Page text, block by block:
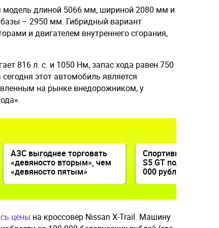
длиной 5066 мм, шириной 2080 мм и
– 2950 мм. Гибридный вариант
и двигателем внутреннего сгорания,
816 л. с. и 1050 Нм, запас хода равен 750
этот автомобиль является
на рынке внедорожником, у
АЗС выгоднее торговать
«девяносто вторым», чем
«девяносто пятым»
Спортивный седан
S5 GT подешевел на
000 рублей
цены на кроссовер Nissan X-Trail. Машину